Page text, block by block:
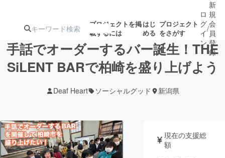
プロジェクトを掲
載するには
はじ
める
プロジェクト
をさがす
ターン
ジェクト
募集終了が近いプ
ロジェクト
アート・写真 音楽
ロ
グ
イ
ン
/
新
規
会
員
登
録
手話でオーダーするバー誕生！THE
SiLENT BARで柏崎を盛り上げよう
Deaf Heart ソーシャルグッド 新潟県
現在の支援総
額